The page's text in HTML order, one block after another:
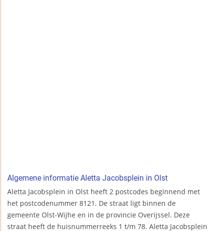
Algemene informatie Aletta Jacobsplein in Olst
Aletta Jacobsplein in Olst heeft 2 postcodes beginnend met
het postcodenummer 8121. De straat ligt binnen de
gemeente Olst-Wijhe en in de provincie Overijssel. Deze
straat heeft de huisnummerreeks 1 t/m 78. Aletta Jacobsplein